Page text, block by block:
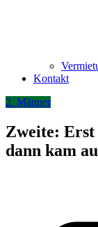
Kontakt
2. Männer
Zweite: Erst
dann kam